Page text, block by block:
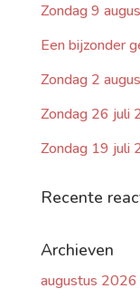
Zondag 9
Een bijzonder
Zondag 2
Zondag 26 juli
Zondag 19 juli
Recente
Archieven
augustus 2026